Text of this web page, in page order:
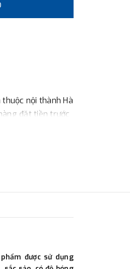
nội thành Hà
đặt tiền trước
trước 100% giá
được sử dụng